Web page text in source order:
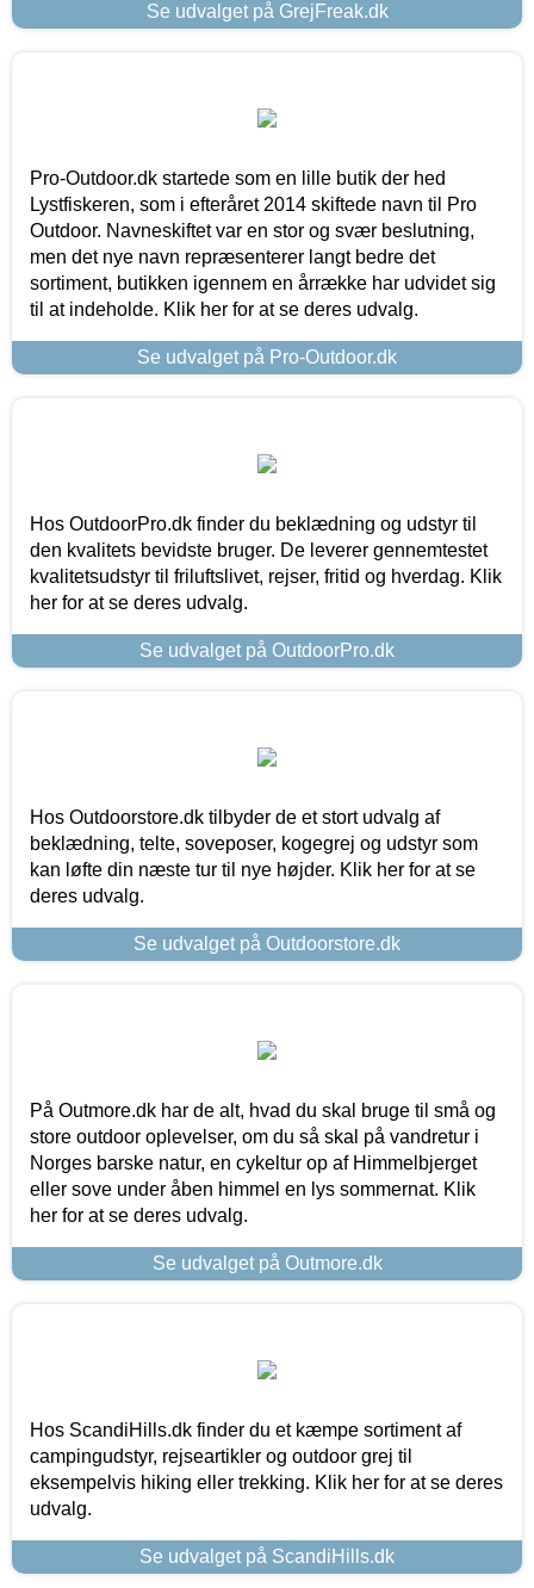
Se udvalget på GrejFreak.dk
Pro-Outdoor.dk startede som en lille butik der hed
Lystfiskeren, som i efteråret 2014 skiftede navn til Pro
Outdoor. Navneskiftet var en stor og svær beslutning,
men det nye navn repræsenterer langt bedre det
sortiment, butikken igennem en årrække har udvidet sig
til at indeholde. Klik her for at se deres udvalg.
Se udvalget på Pro-Outdoor.dk
Hos OutdoorPro.dk finder du beklædning og udstyr til
den kvalitets bevidste bruger. De leverer gennemtestet
kvalitetsudstyr til friluftslivet, rejser, fritid og hverdag. Klik
her for at se deres udvalg.
Se udvalget på OutdoorPro.dk
Hos Outdoorstore.dk tilbyder de et stort udvalg af
beklædning, telte, soveposer, kogegrej og udstyr som
kan løfte din næste tur til nye højder. Klik her for at se
deres udvalg.
Se udvalget på Outdoorstore.dk
På Outmore.dk har de alt, hvad du skal bruge til små og
store outdoor oplevelser, om du så skal på vandretur i
Norges barske natur, en cykeltur op af Himmelbjerget
eller sove under åben himmel en lys sommernat. Klik
her for at se deres udvalg.
Se udvalget på Outmore.dk
Hos ScandiHills.dk finder du et kæmpe sortiment af
campingudstyr, rejseartikler og outdoor grej til
eksempelvis hiking eller trekking. Klik her for at se deres
udvalg.
Se udvalget på ScandiHills.dk